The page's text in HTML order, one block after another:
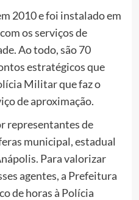
2010 e foi instalado em
os serviços de
Ao todo, são 70
estratégicos que
Militar que faz o
de aproximação.
representantes de
municipal, estadual
Para valorizar
agentes, a Prefeitura
de horas à Polícia